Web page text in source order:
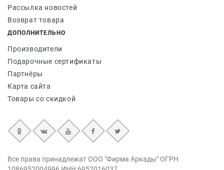
Рассылка новостей
Возврат товара
ДОПОЛНИТЕЛЬНО
Производители
Подарочные сертификаты
Партнёры
Карта сайта
Товары со скидкой
Все права принадлежат ООО "Фирма Аркады" ОГРН